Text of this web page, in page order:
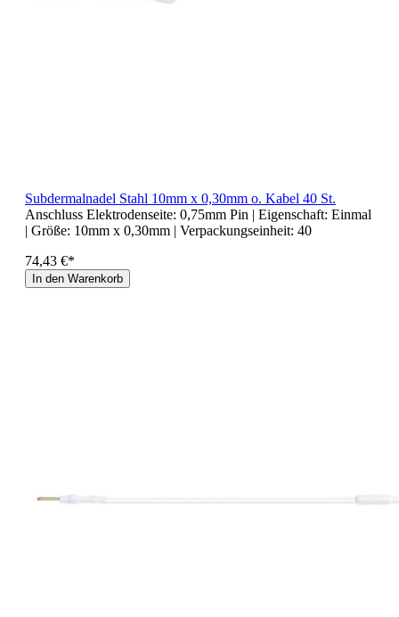
Subdermalnadel Stahl 10mm x 0,30mm o. Kabel 40 St.
Anschluss Elektrodenseite: 0,75mm Pin | Eigenschaft: Einmal
| Größe: 10mm x 0,30mm | Verpackungseinheit: 40
74,43 €*
In den Warenkorb